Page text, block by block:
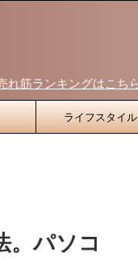
はこちら！
ライフスタイル
。パソコ